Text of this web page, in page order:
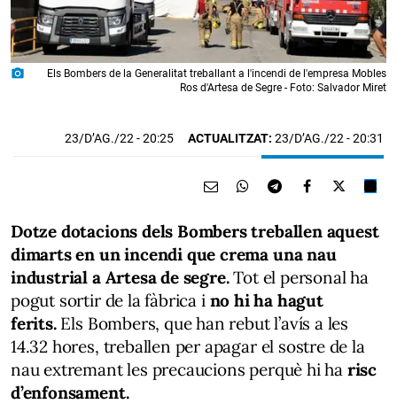
photo_camera
Els Bombers de la Generalitat treballant a l'incendi de l'empresa Mobles
Ros d'Artesa de Segre - Foto: Salvador Miret
23/D’AG./22 - 20:25 ACTUALITZAT: 23/D’AG./22 - 20:31
Dotze dotacions dels Bombers treballen aquest
dimarts en un incendi que crema una nau
industrial a Artesa de segre.Tot el personal ha
pogut sortir de la fàbrica i no hi ha hagut
ferits. Els Bombers, que han rebut l’avís a les
14.32 hores, treballen per apagar el sostre de la
nau extremant les precaucions perquè hi ha risc
d’enfonsament.